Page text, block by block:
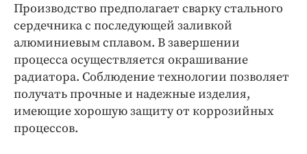
Производство предполагает сварку стального
сердечника с последующей заливкой
алюминиевым сплавом. В завершении
процесса осуществляется окрашивание
радиатора. Соблюдение технологии позволяет
получать прочные и надежные изделия,
имеющие хорошую защиту от коррозийных
процессов.